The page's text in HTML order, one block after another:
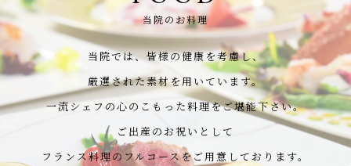
当院のお料理
当院では、皆様の健康を考慮し、
厳選された素材を用いています。
一流シェフの心のこもった料理をご堪能下さい。
ご出産のお祝いとして
フランス料理のフルコースをご用意しております。